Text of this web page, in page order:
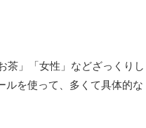
茶」「女性」などざっくりし
ルを使って、多くて具体的な